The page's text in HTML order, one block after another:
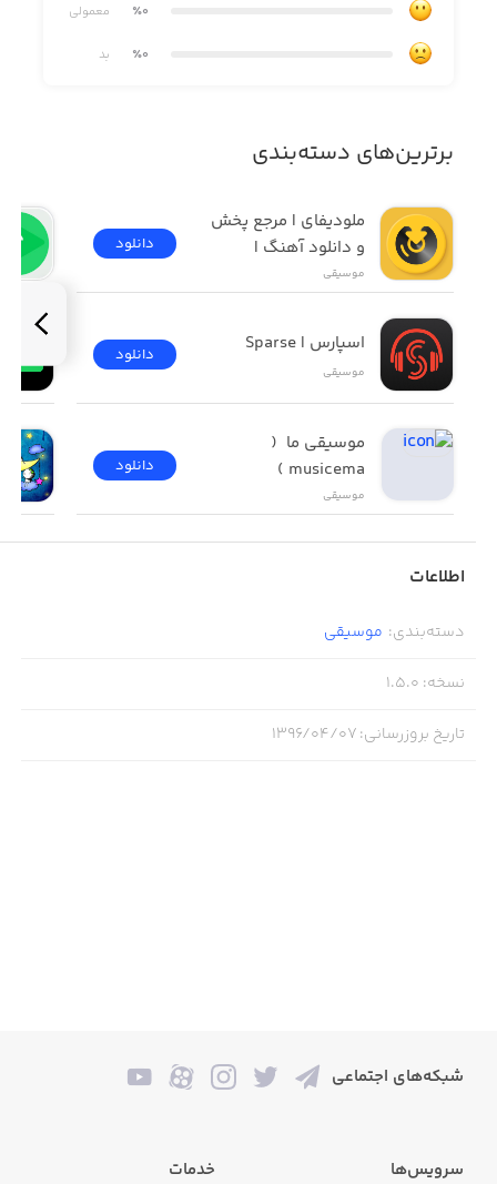
٪0 معمولی
٪0 بد
برترین‌های دسته‌بندی
Melodify
موسیقی
دانلود
اسپارس | Sparse
موسیقی
دانلود
musicema )
موسیقی
دانلود
اطلاعات
دسته‌بندی: موسیقی
نسخه:
1.5.0
تاریخ بروزرسانی:۱۳۹۶/۰۴/۰۷
شبکه‌های اجتماعی
سرویس‌ها خدمات